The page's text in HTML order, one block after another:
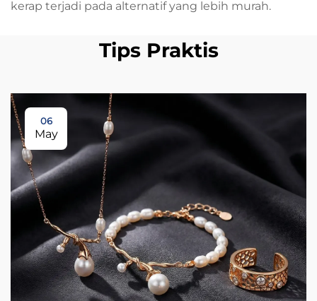
kerap terjadi pada alternatif yang lebih murah.
Tips Praktis
06
May